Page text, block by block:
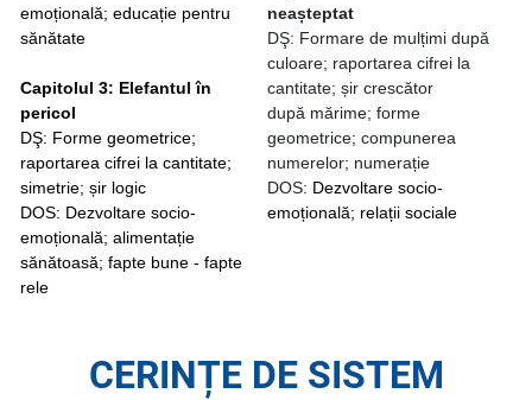
emoțională; educație pentru
sănătate
Capitolul 3: Elefantul în
pericol
DŞ: Forme geometrice;
raportarea cifrei la cantitate;
simetrie; șir logic
DOS: Dezvoltare socio-
emoțională; alimentație
sănătoasă; fapte bune - fapte
rele
neașteptat
DŞ: Formare de mulțimi după
culoare; raportarea cifrei la
cantitate; șir crescător
după mărime; forme
geometrice; compunerea
numerelor; numerație
DOS: Dezvoltare socio-
emoțională; relații sociale
CERINȚE DE SISTEM